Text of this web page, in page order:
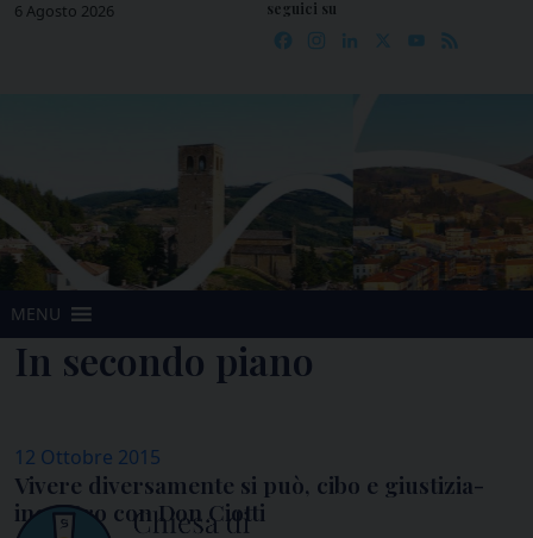
Skip6 Agosto 2026 seguici su
Facebook
Instagram
LinkedIn YouTube
MENU
In secondo piano
12 Ottobre 2015
Vivere diversamente si può, cibo e giustizia-
incontro con Don Ciotti